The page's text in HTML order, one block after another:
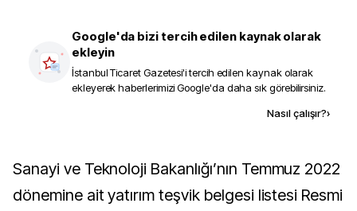
Google'da bizi tercih edilen kaynak olarak
ekleyin
İstanbul Ticaret Gazetesi'i tercih edilen kaynak olarak
ekleyerek haberlerimizi Google'da daha sık görebilirsiniz.
Nasıl çalışır?›
Sanayi ve Teknoloji Bakanlığı’nın Temmuz 2022
dönemine ait yatırım teşvik belgesi listesi Resmi